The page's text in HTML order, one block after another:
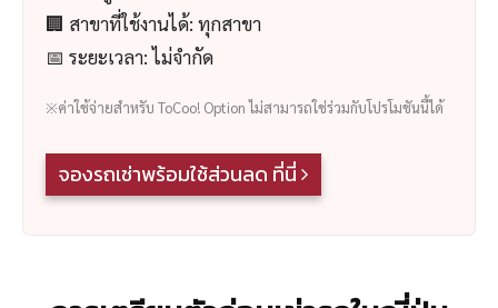
🏢 สาขาที่ใช้งานได้: ทุกสาขา
📅 ระยะเวลา: ไม่จำกัด
※ค่าใช้จ่ายสำหรับ ToCoo! Option ไม่สามารถใช่ร่วมกับโปรโมชันนี้ได้
จองรถเช่าพร้อมใช้ส่วนลด ที่นี่